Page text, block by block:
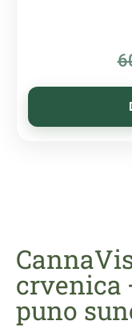
crvenica
puno